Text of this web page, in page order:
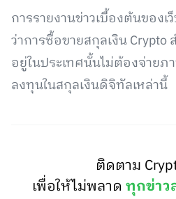
การรายงานข่าวเบื้องต้นของ
ว่าการซื้อขายสกุลเงิน
อยู่ในประเทศนั้นไม่ต้องจ่ายภ
ลงทุนในสกุลเงินดิจิทัลเหล่านี้
ติดตาม
เพื่อให้ไม่พลาดทุกข่าว